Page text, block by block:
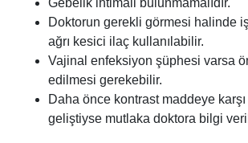
Gebelik ihtimali bulunmamalıdır.
Doktorun gerekli görmesi halinde
ağrı kesici ilaç kullanılabilir.
Vajinal enfeksiyon şüphesi varsa
edilmesi gerekebilir.
Daha önce kontrast maddeye
geliştiyse mutlaka doktora bilgi